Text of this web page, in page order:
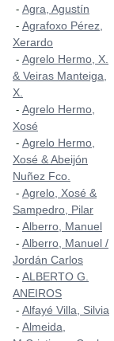
- Agra, Agustín
- Agrafoxo Pérez,
Xerardo
- Agrelo Hermo, X.
& Veiras Manteiga,
X.
- Agrelo Hermo,
Xosé
- Agrelo Hermo,
Xosé & Abeijón
Nuñez Fco.
- Agrelo, Xosé &
Sampedro, Pilar
- Alberro, Manuel
- Alberro, Manuel /
Jordán Carlos
- ALBERTO G.
ANEIROS
- Alfayé Villa, Silvia
- Almeida,